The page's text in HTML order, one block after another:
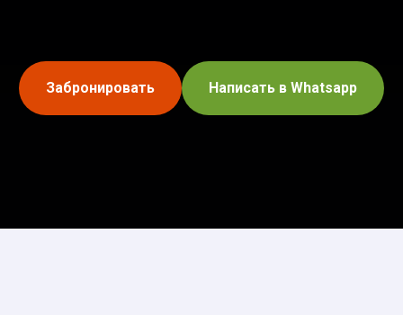
Забронировать Написать в Whatsapp